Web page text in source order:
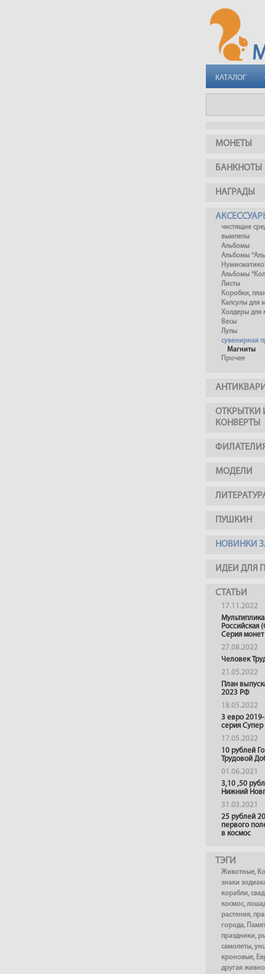
КАТАЛОГ
МОНЕТЫ
БАНКНОТЫ
НАГРАДЫ
чистящие
вымпелы
Альбомы
Альбомы
Альбомы
Листы
Коробки,
Капсулы для
Холдеры для
Весы
Лупы
сувенирная
Магниты
Прочее
ОТКРЫТКИ
КОНВЕРТЫ
МОДЕЛИ
ПУШКИН
НОВИНКИ
ИДЕИ ДЛЯ
СТАТЬИ
17.11.2022
Российская
Серия монет
27.08.2022
Человек
21.05.2022
План
2023 РФ
18.05.2022
3 евро
серия
17.05.2022
10 рублей
Трудовой
01.06.2021
3,10 ,50
Нижний
31.03.2021
25 рублей
первого
в космос
ТЭГИ
Животные,
знаки
корабли,
космос,
растения,
города,
праздники,
самолеты,
кроновые,
другая